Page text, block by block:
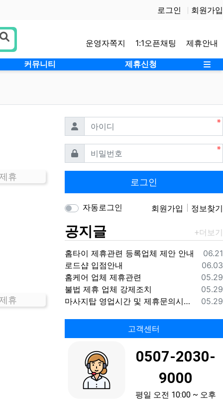
로그인 회원가입
운영자쪽지 1:1오픈채팅 제휴안내
커뮤니티 제휴신청 사
휴
휴
아이디 필수
비밀번호필수
로그인
자동로그인 회원가입 정보찾기
공지글
등록
06.21
홈타이 제휴관련 등록업체 제안 안내
등록
06.03
로드샵 입점안내
등록
05.29
홈케어 업체 제휴관련
등록
05.29
불법 제휴 업체 강제조치
등록
05.29
마사지탑 영업시간 및 제휴문의시간 안내
고객센터
0507-2030-
9000
평일 오전 10:00 ~ 오후